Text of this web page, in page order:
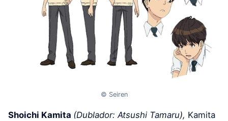
© Seiren
Shoichi Kamita (Dublador: Atsushi Tamaru), Kamita